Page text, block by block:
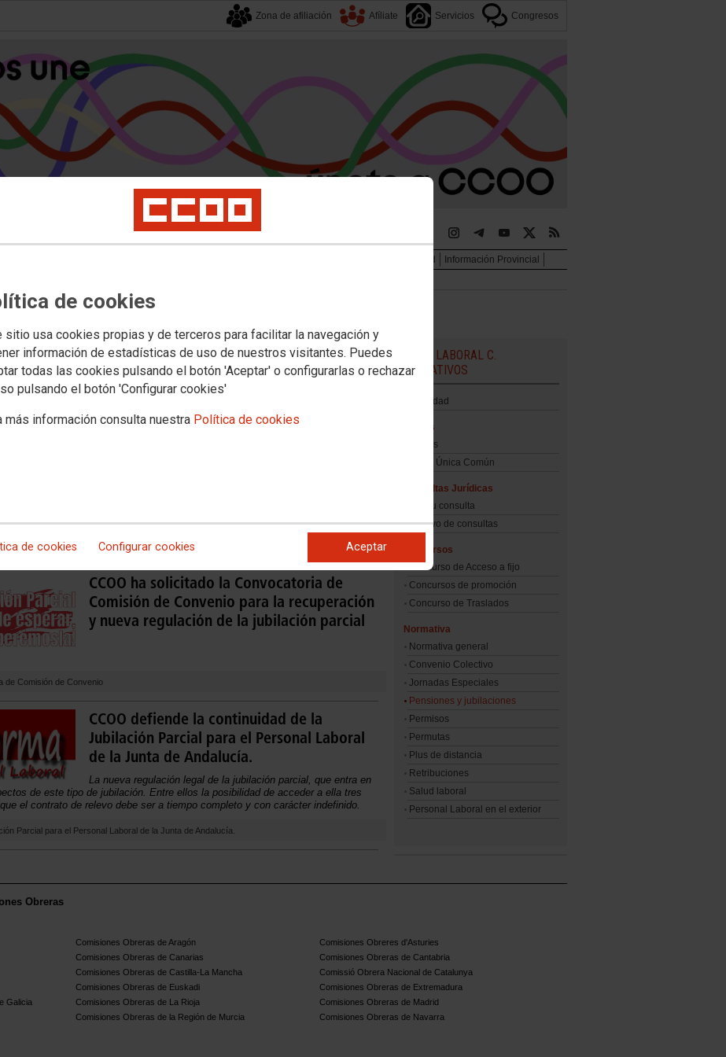
de cookies
sitio usa cookies propias y de terceros para facilitar la navegación y
información de estadísticas de uso de nuestros visitantes. Puedes
todas las cookies pulsando el botón 'Aceptar' o configurarlas o rechazar
pulsando el botón 'Configurar cookies'
más información consulta nuestra Política de cookies
de cookies Configurar cookies Aceptar
Zona de afiliación Afíliate Servicios Congresos
Información Provincial
LABORAL
CCOO ha solicitado la Convocatoria de
Comisión de Convenio para la recuperación
y nueva regulación de la jubilación parcial
de Comisión de Convenio
CCOO defiende la continuidad de la
Jubilación Parcial para el Personal Laboral
de la Junta de Andalucía.
La nueva regulación legal de la jubilación parcial, que entra en
de este tipo de jubilación. Entre ellos la posibilidad de acceder a ella tres
el contrato de relevo debe ser a tiempo completo y con carácter indefinido.
Parcial para el Personal Laboral de la Junta de Andalucía.
PERS. LABORAL C.
EDUCATIVOS
Actualidad
Bolsas
Bolsas
Bolsa Única Común
Consultas Jurídicas
Haz tu consulta
Archivo de consultas
Concursos
Concurso de Acceso a fijo
Concursos de promoción
Concurso de Traslados
Normativa
Normativa general
Convenio Colectivo
Jornadas Especiales
Pensiones y jubilaciones
Permisos
Permutas
Plus de distancia
Retribuciones
Salud laboral
Personal Laboral en el exterior
Obreras
Comisiones Obreras de Aragón
Comisiones Obreres d'Asturies
Comisiones Obreras de Canarias
Comisiones Obreras de Cantabria
Comisiones Obreras de Castilla-La Mancha
Comissió Obrera Nacional de Catalunya
Comisiones Obreras de Euskadi
Comisiones Obreras de Extremadura
Galicia
Comisiones Obreras de La Rioja
Comisiones Obreras de Madrid
Comisiones Obreras de la Región de Murcia
Comisiones Obreras de Navarra